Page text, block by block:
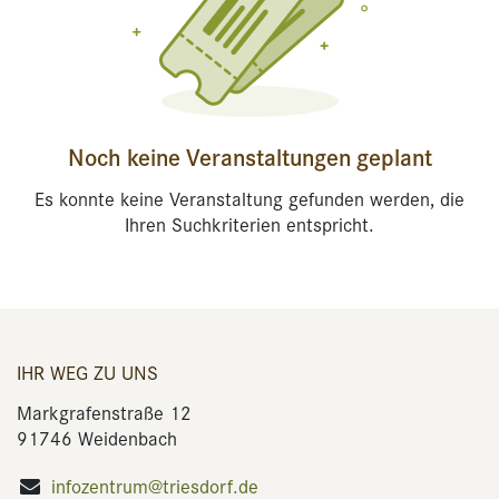
Noch keine Veranstaltungen geplant
Es konnte keine Veranstaltung gefunden werden, die
Ihren Suchkriterien entspricht.
IHR WEG ZU UNS
Markgrafenstraße 12
91746 Weidenbach
infozentrum@triesdorf.de